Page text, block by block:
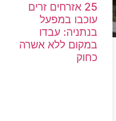
25 אזרחים זרים
עוכבו במפעל
בנתניה: עבדו
במקום ללא אשרה
כחוק